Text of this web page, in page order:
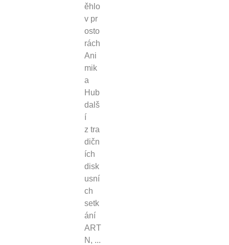
ěhlo
v pr
osto
rách
Ani
mik
a
Hub
dalš
í
z tra
dičn
ích
disk
usní
ch
setk
ání
ART
N, ...